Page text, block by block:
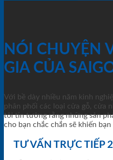
NÓI CHUYỆN
GIA CỦA
Với bề dày nhiều năm kinh
phân phối các loại cửa gỗ, cửa
tôi tin tưởng rằng những sản
cho bạn chắc chắn sẽ khiến
TƯ VẤN TRỰC TIẾP